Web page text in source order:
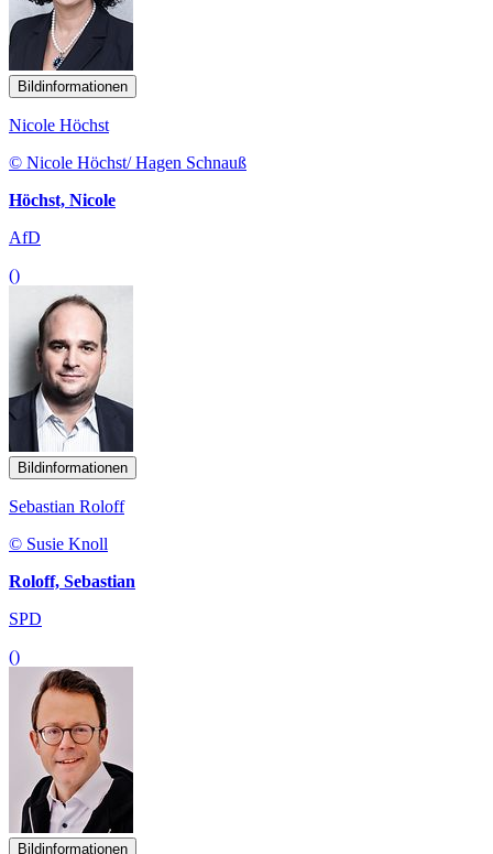
Bildinformationen
Nicole Höchst
© Nicole Höchst/ Hagen Schnauß
Höchst, Nicole
AfD
()
Bildinformationen
Sebastian Roloff
© Susie Knoll
Roloff, Sebastian
SPD
()
Bildinformationen